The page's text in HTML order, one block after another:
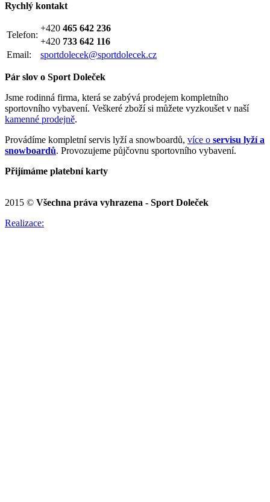
Rychlý kontakt
Telefon:
+420 465 642 236
+420 733 642 116
Email:
sportdolecek@sportdolecek.cz
Pár slov o Sport Doleček
Jsme rodinná firma, která se zabývá prodejem kompletního
sportovního vybavení. Veškeré zboží si můžete vyzkoušet v naší
kamenné prodejně.
Provádíme kompletní servis lyží a snowboardů, více o servisu lyží a
snowboardů. Provozujeme půjčovnu sportovního vybavení.
Přijímáme platební karty
2015 © Všechna práva vyhrazena - Sport Doleček
Realizace: